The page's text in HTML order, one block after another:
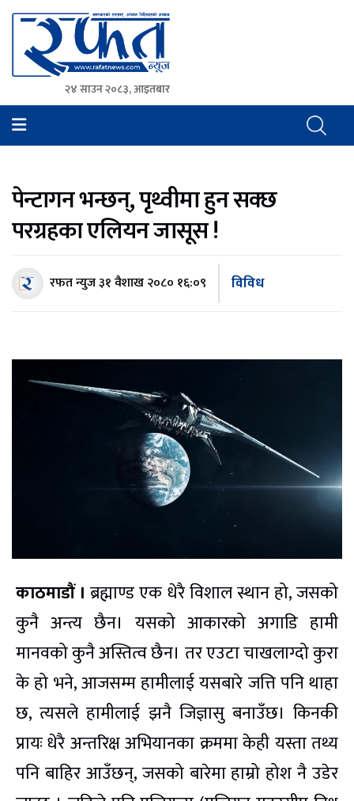
Rafat News
समाचारको रफ्तार, आवाज बिहिनहरुको आवाज
२४ साउन २०८३, आइतबार
पेन्टागन भन्छन्, पृथ्वीमा हुन सक्छ
परग्रहका एलियन जासूस !
रफत न्युज३१ वैशाख २०८० १६:०९ विविध
काठमाडौं । ब्रह्माण्ड एक धेरै विशाल स्थान हो, जसको
कुनै अन्त्य छैन। यसको आकारको अगाडि हामी
मानवको कुनै अस्तित्व छैन। तर एउटा चाखलाग्दो कुरा
के हो भने, आजसम्म हामीलाई यसबारे जत्ति पनि थाहा
छ, त्यसले हामीलाई झनै जिज्ञासु बनाउँछ। किनकी
प्रायः धेरै अन्तरिक्ष अभियानका क्रममा केही यस्ता तथ्य
पनि बाहिर आउँछन्, जसको बारेमा हाम्रो होश नै उडेर